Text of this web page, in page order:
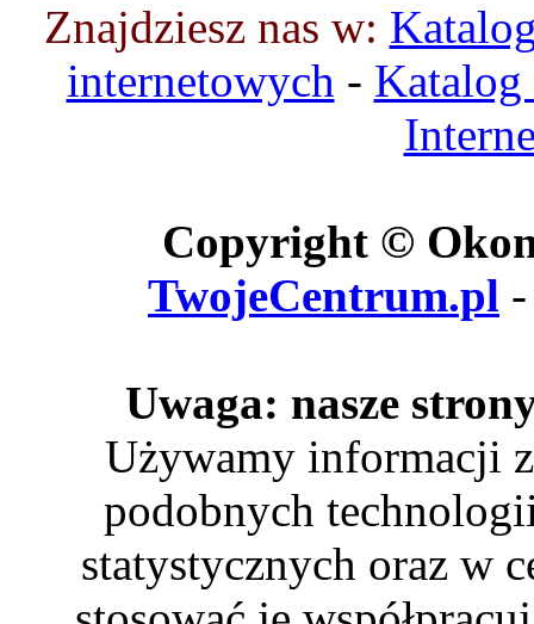
Znajdziesz nas w:
internetowych -
Copyright ©
TwojeCentrum.pl
Uwaga: nasze
Używamy informacji
podobnych
statystycznych oraz w